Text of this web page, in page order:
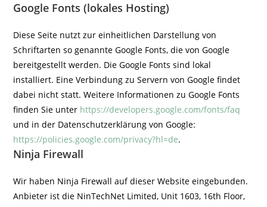
Google Fonts (lokales Hosting)
Diese Seite nutzt zur einheitlichen Darstellung von
Schriftarten so genannte Google Fonts, die von Google
bereitgestellt werden. Die Google Fonts sind lokal
installiert. Eine Verbindung zu Servern von Google findet
dabei nicht statt. Weitere Informationen zu Google Fonts
finden Sie unter https://developers.google.com/fonts/faq
und in der Datenschutzerklärung von Google:
https://policies.google.com/privacy?hl=de.
Ninja Firewall
Wir haben Ninja Firewall auf dieser Website eingebunden.
Anbieter ist die NinTechNet Limited, Unit 1603, 16th Floor,